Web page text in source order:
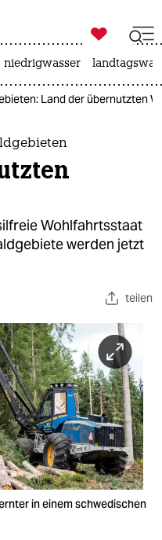

taz zahl ich
niedrigwasser
Land der übernutzten
Wohlfahrtsstaat
werden jetzt
teilen
in einem schwedischen